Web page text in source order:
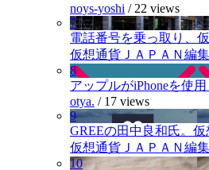
noys-yoshi / 22 views
7
電話番号を乗っ取り、
仮想通貨ＪＡＰＡＮ編
8
アップルがiPhoneを使
otya. / 17 views
9
GREEの田中良和氏。
仮想通貨ＪＡＰＡＮ編
10